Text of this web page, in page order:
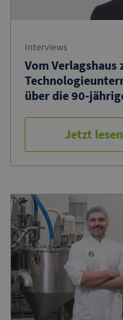
Interviews
Vom Verlagshaus
über die 90-
Jetzt lesen